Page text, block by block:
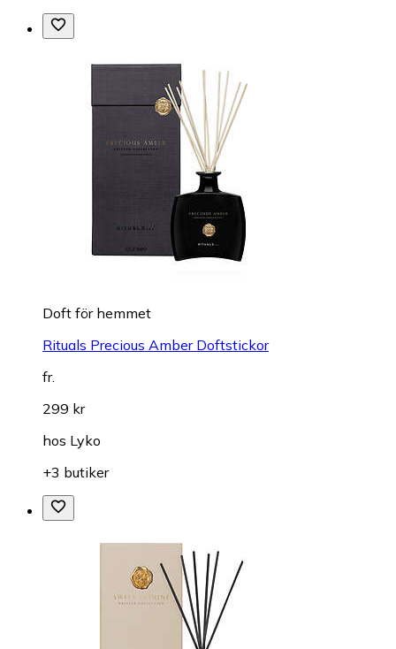
Doft för hemmet
Rituals Precious Amber Doftstickor
fr.
299 kr
hos Lyko
+3 butiker